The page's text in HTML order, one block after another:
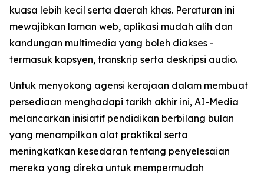
kuasa lebih kecil serta daerah khas. Peraturan ini
mewajibkan laman web, aplikasi mudah alih dan
kandungan multimedia yang boleh diakses -
termasuk kapsyen, transkrip serta deskripsi audio.
Untuk menyokong agensi kerajaan dalam membuat
persediaan menghadapi tarikh akhir ini, AI-Media
melancarkan inisiatif pendidikan berbilang bulan
yang menampilkan alat praktikal serta
meningkatkan kesedaran tentang penyelesaian
mereka yang direka untuk mempermudah